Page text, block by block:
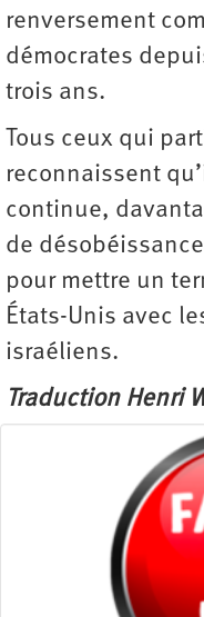
renversement
démocrates
trois ans.
Tous ceux qui
reconnaissent
continue,
de
pour mettre un
États-Unis avec
israéliens.
Traduction Henri